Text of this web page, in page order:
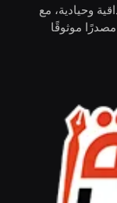
وحيادية، مع
مصدرًا موثوقًا